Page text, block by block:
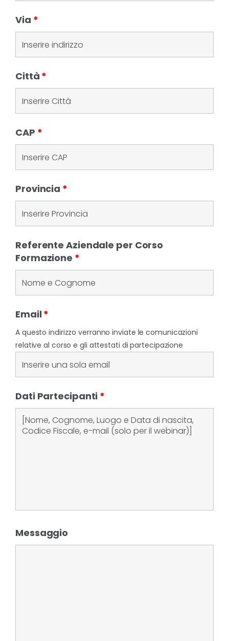
Via *
Città *
CAP *
Provincia *
Referente Aziendale per Corso
Formazione *
Email *
A questo indirizzo verranno inviate le comunicazioni
relative al corso e gli attestati di partecipazione
Dati Partecipanti *
Messaggio